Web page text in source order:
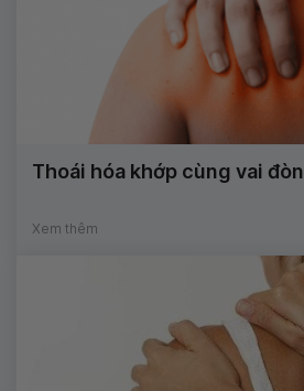
Thoái hóa khớp cùng vai đòn
Xem thêm